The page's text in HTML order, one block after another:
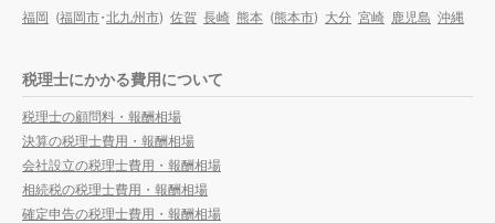
福岡 (福岡市・北九州市) 佐賀 長崎 熊本 (熊本市) 大分 宮崎 鹿児島 沖縄
税理士にかかる費用について
税理士の顧問料・報酬相場
決算の税理士費用・報酬相場
会社設立の税理士費用・報酬相場
相続税の税理士費用・報酬相場
確定申告の税理士費用・報酬相場